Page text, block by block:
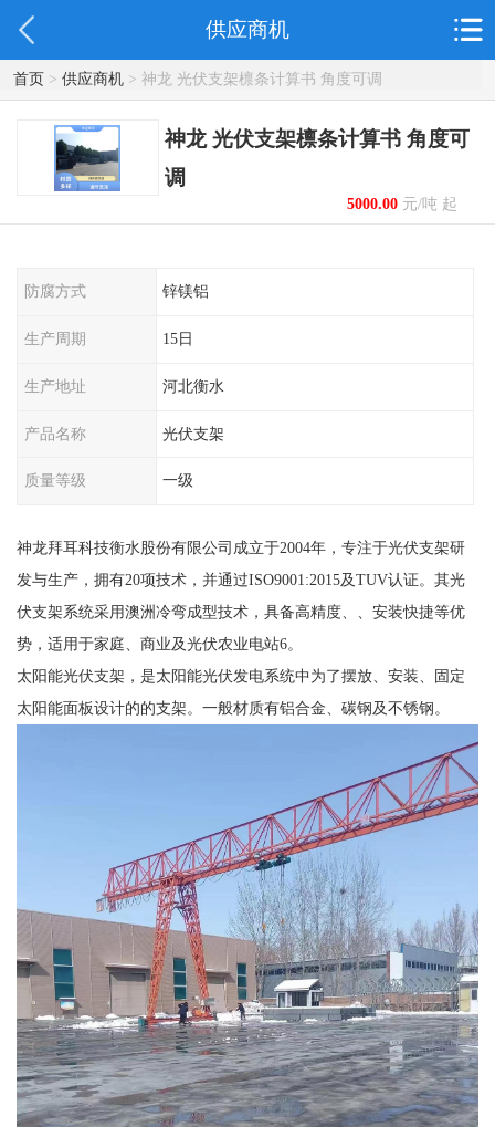
供应商机
首页> 供应商机> 神龙 光伏支架檩条计算书 角度可调
神龙 光伏支架檩条计算书 角度可
调
5000.00元/吨 起
防腐方式 锌镁铝
生产周期 15日
生产地址 河北衡水
产品名称 光伏支架
质量等级 一级
神龙拜耳科技衡水股份有限公司成立于2004年，专注于光伏支架研
发与生产，拥有20项技术，并通过ISO9001:2015及TUV认证。其光
伏支架系统采用澳洲冷弯成型技术，具备高精度、、安装快捷等优
势，适用于家庭、商业及光伏农业电站6。
太阳能光伏支架，是太阳能光伏发电系统中为了摆放、安装、固定
太阳能面板设计的的支架。一般材质有铝合金、碳钢及不锈钢。